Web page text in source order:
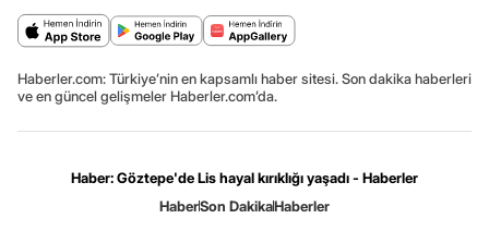
Haberler.com: Türkiye’nin en kapsamlı haber sitesi. Son dakika haberleri
ve en güncel gelişmeler Haberler.com’da.
Haber: Göztepe'de Lis hayal kırıklığı yaşadı - Haberler
HaberSon DakikaHaberler